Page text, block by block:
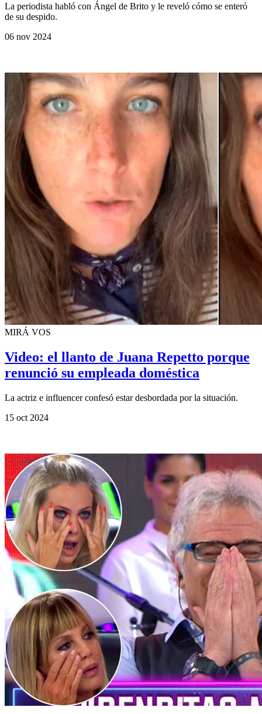
La periodista habló con Ángel de Brito y le reveló cómo se enteró
de su despido.
06 nov 2024
MIRÁ VOS
Video: el llanto de Juana Repetto porque
renunció su empleada doméstica
La actriz e influencer confesó estar desbordada por la situación.
15 oct 2024